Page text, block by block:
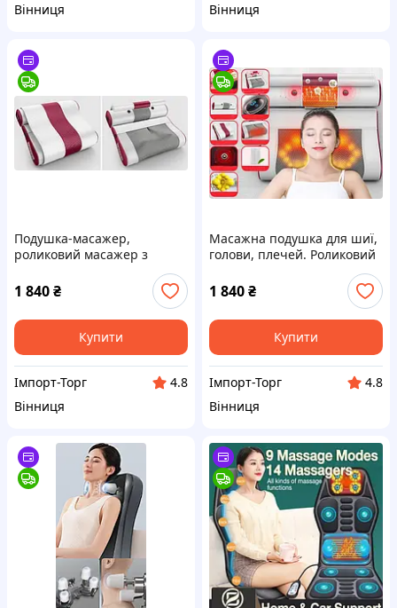
Вінниця
Вінниця
Подушка-масажер,
роликовий масажер з
підігрівом, ароматизацією,
масажер для шиї, голови,
плечей
1 840₴
Купити
Імпорт-Торг
4.8
Вінниця
Масажна подушка для шиї,
голови, плечей. Роликовий
ароматизацією, масажер
для тіла
1 840₴
Купити
Імпорт-Торг
4.8
Вінниця